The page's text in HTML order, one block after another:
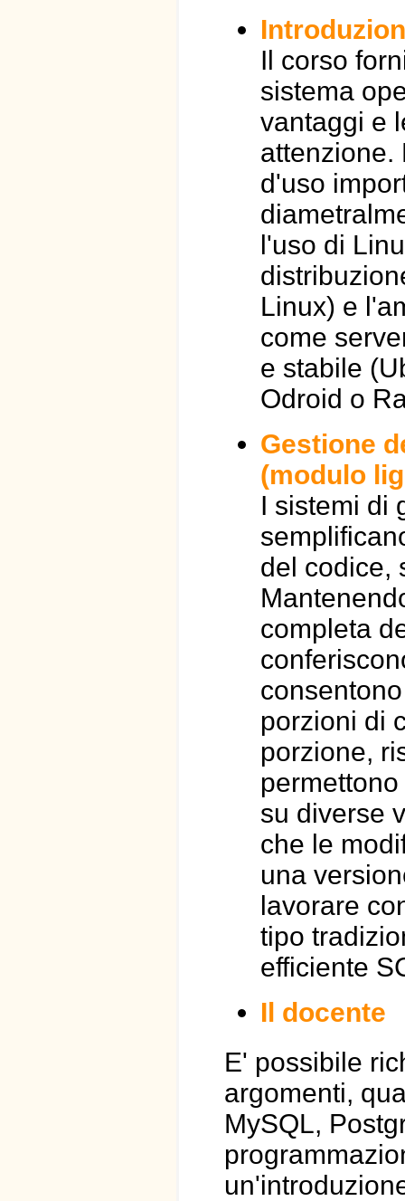
Il corso
sistema
vantaggi e
attenzione.
d'uso
l'uso di
Linux) e
come
e stabile
Odroid o
Gestione
(modulo
I sistemi di
del codice,
completa
porzioni di
porzione,
su diverse
che le
una
lavorare
tipo
efficiente
Il docente
E' possibile
argomenti,
MySQL,